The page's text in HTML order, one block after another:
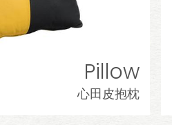
Pillow
心田皮抱枕